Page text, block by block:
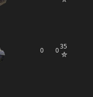
0 035